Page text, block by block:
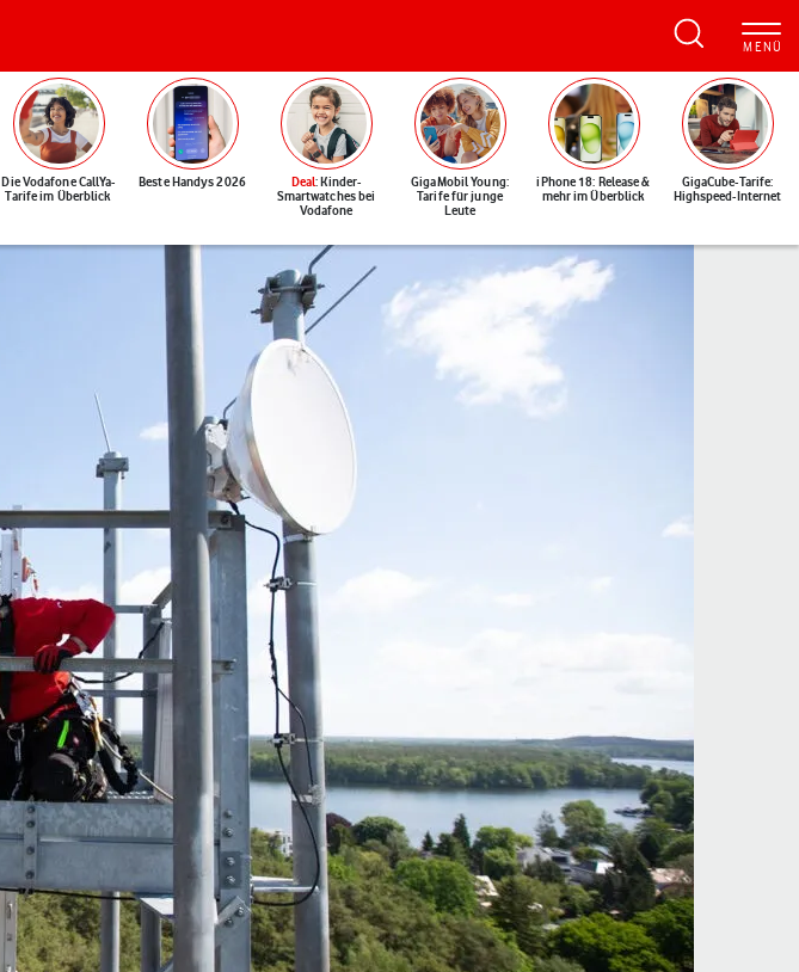
Die Vodafone CallYa-
Tarife im Überblick
Beste Handys 2026 Deal: Kinder-
Smartwatches bei
Vodafone
GigaMobil Young:
Tarife für junge
Leute
iPhone 18: Release &
mehr im Überblick
GigaCube-Tarife:
Highspeed-Internet